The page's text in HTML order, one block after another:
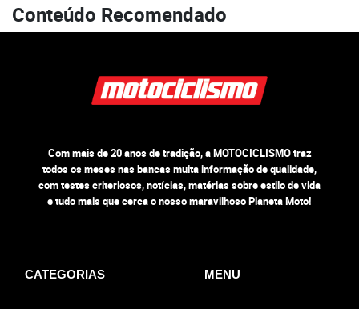
Conteúdo Recomendado
Com mais de 20 anos de tradição, a MOTOCICLISMO traz
todos os meses nas bancas muita informação de qualidade,
com testes criteriosos, notícias, matérias sobre estilo de vida
e tudo mais que cerca o nosso maravilhoso Planeta Moto!
CATEGORIAS MENU